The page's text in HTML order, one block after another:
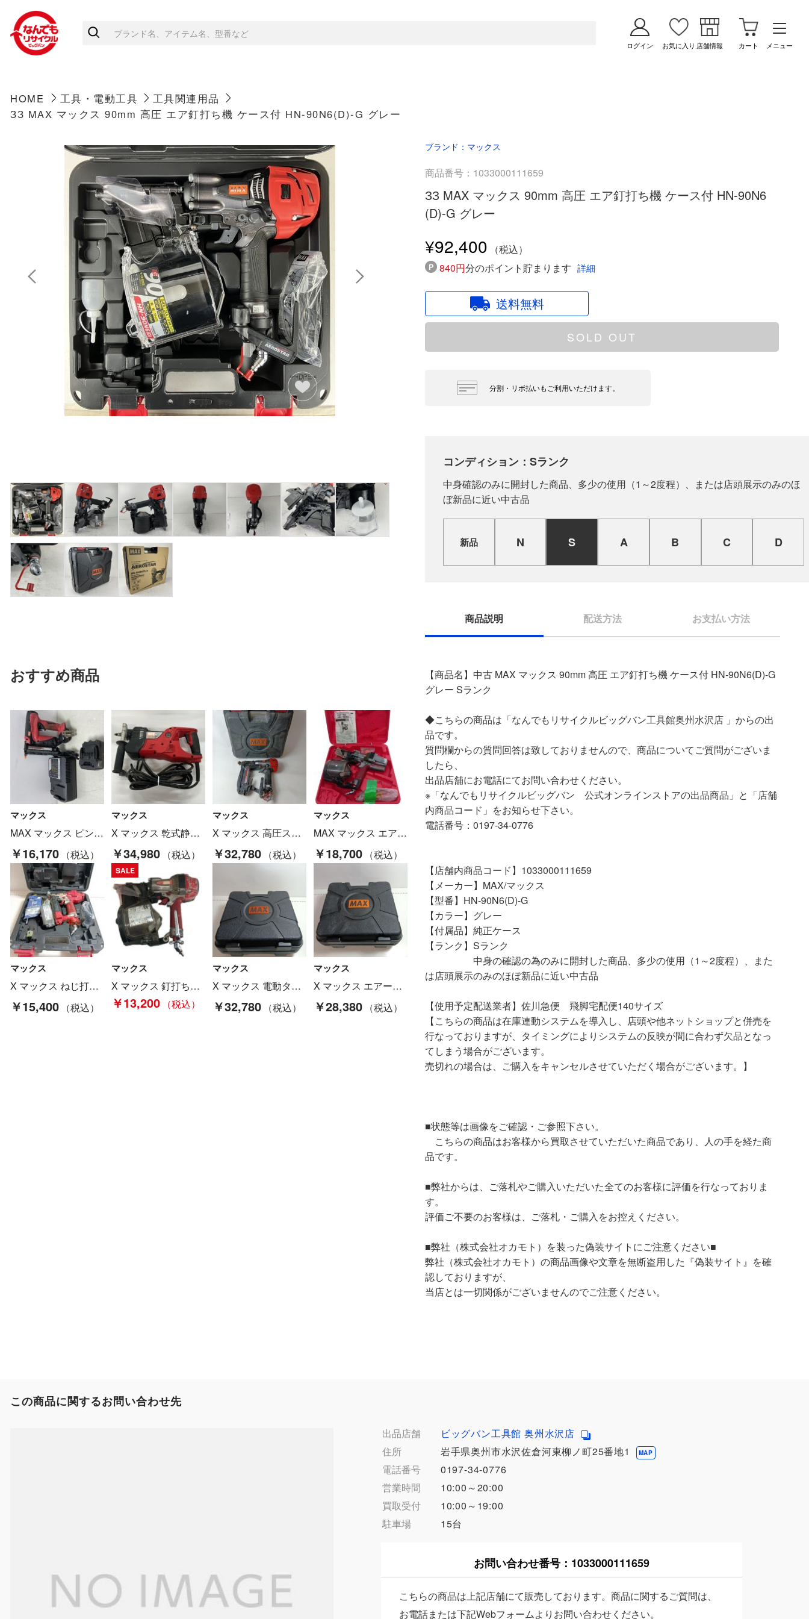
ログイン お気に入り 店舗情報 カート メニュー
HOME 工具・電動工具
工具関連用品
ЗЗ MAX マックス 90mm 高圧 エア釘打ち機 ケース付 HN-90N6(D)-G グレー
おすすめ商品
マックス
MAX マックス ピンネイラ 14.4v TJ-35P2 レッド Cランク
￥16,170
マックス
X マックス 乾式静音ドリル DS-181D Cランク
￥34,980
マックス
X マックス 高圧ステープル用エアネイラ HA-50F3 レッド ケース付 50mm Cランク
￥32,780
マックス
MAX マックス エアーツール 釘打ち機 HN90 Cランク
￥18,700
マックス
X マックス ねじ打ち機 ターボドライバ ケース付 高圧 HV-R41G2 レッド Bランク
￥15,400
SALE
マックス
X マックス 釘打ち機 高圧 HN-65N2 Cランク
￥13,200
マックス
X マックス 電動タッカ TG-Z4-BC/1850A レッド Bランク
￥32,780
マックス
X マックス エアー釘打ち機 HN-50N2 レッド Bランク
￥28,380
ブランド：マックス
商品番号：1033000111659
ЗЗ MAX マックス 90mm 高圧 エア釘打ち機 ケース付 HN-90N6
(D)-G グレー
¥92,400
840円分のポイント貯まります 詳細
送料無料
SOLD OUT
分割・リボ払いもご利用いただけます。
コンディション：Sランク
中身確認のみに開封した商品、多少の使用（1～2度程）、または店頭展示のみのほ
ぼ新品に近い中古品
新品 N S A B C D
商品説明 配送方法 お支払い方法
【商品名】中古 MAX マックス 90mm 高圧 エア釘打ち機 ケース付 HN-90N6(D)-G
グレー Sランク
◆こちらの商品は「なんでもリサイクルビッグバン工具館奥州水沢店 」からの出
品です。
質問欄からの質問回答は致しておりませんので、商品についてご質問がございま
したら、
出品店舗にお電話にてお問い合わせください。
※「なんでもリサイクルビッグバン 公式オンラインストアの出品商品」と「店舗
内商品コード」をお知らせ下さい。
電話番号：0197-34-0776
【店舗内商品コード】1033000111659
【メーカー】MAX/マックス
【型番】HN-90N6(D)-G
【カラー】グレー
【付属品】純正ケース
【ランク】Sランク
中身の確認の為のみに開封した商品、多少の使用（1～2度程）、また
は店頭展示のみのほぼ新品に近い中古品
【使用予定配送業者】佐川急便 飛脚宅配便140サイズ
【こちらの商品は在庫連動システムを導入し、店頭や他ネットショップと併売を
行なっておりますが、タイミングによりシステムの反映が間に合わず欠品となっ
てしまう場合がございます。
売切れの場合は、ご購入をキャンセルさせていただく場合がございます。】
■状態等は画像をご確認・ご参照下さい。
こちらの商品はお客様から買取させていただいた商品であり、人の手を経た商
品です。
■弊社からは、ご落札やご購入いただいた全てのお客様に評価を行なっておりま
す。
評価ご不要のお客様は、ご落札・ご購入をお控えください。
■弊社（株式会社オカモト）を装った偽装サイトにご注意ください■
弊社（株式会社オカモト）の商品画像や文章を無断盗用した『偽装サイト』を確
認しておりますが、
当店とは一切関係がございませんのでご注意ください。
この商品に関するお問い合わせ先
出品店舗
ビッグバン工具館 奥州水沢店
住所
岩手県奥州市水沢佐倉河東柳ノ町25番地1 MAP
電話番号
0197-34-0776
営業時間
10:00～20:00
買取受付
10:00～19:00
駐車場
15台
お問い合わせ番号： 1033000111659
こちらの商品は上記店舗にて販売しております。商品に関するご質問は、
お電話または下記Webフォームよりお問い合わせください。